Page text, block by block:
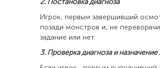
2. Постановка диагноза
Игрок, первым завершивший
позади монстров и, не
задание или нет.
3. Проверка диагноза и назначение